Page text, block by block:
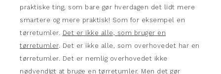
praktiske ting, som bare gør hverdagen det lidt mere
smartere og mere praktisk! Som for eksempel en
tørretumler. Det er ikke alle, som bruger en
tørretumler. Det er ikke alle, som overhovedet har en
tørretumler. Det er nemlig overhovedet ikke
nødvendigt at bruge en tørretumler. Men det gør